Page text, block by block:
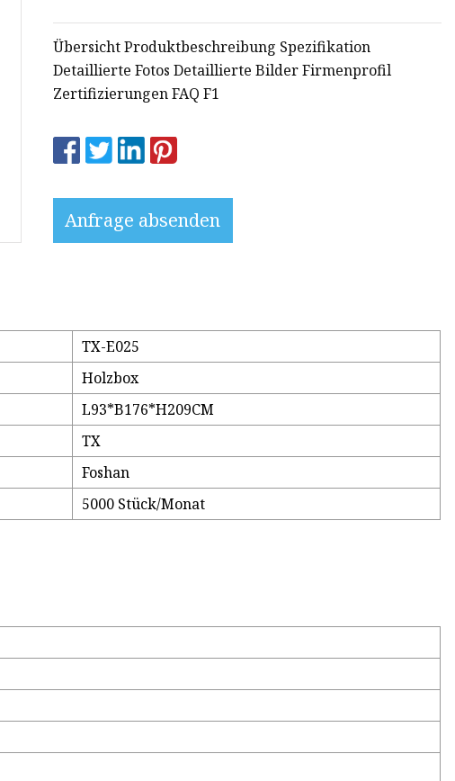
Übersicht Produktbeschreibung Spezifikation
Detaillierte Fotos Detaillierte Bilder Firmenprofil
Zertifizierungen FAQ F1
Anfrage absenden
TX-E025
Holzbox
L93*B176*H209CM
TX
Foshan
5000 Stück/Monat